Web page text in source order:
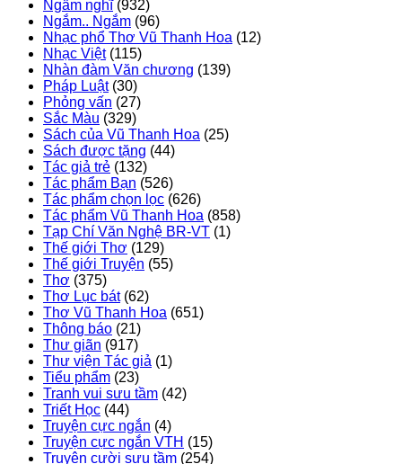
Ngẫm nghĩ(932)
Ngắm.. Ngắm (96)
Nhạc phổ Thơ Vũ Thanh Hoa (12)
Nhạc Việt(115)
Nhàn đàm Văn chương (139)
Pháp Luật(30)
Phỏng vấn (27)
Sắc Màu (329)
Sách của Vũ Thanh Hoa (25)
Sách được tặng (44)
Tác giả trẻ (132)
Tác phẩm Bạn (526)
Tác phẩm chọn lọc (626)
Tác phẩm Vũ Thanh Hoa (858)
Tạp Chí Văn Nghệ BR-VT (1)
Thế giới Thơ (129)
Thế giới Truyện (55)
Thơ (375)
Thơ Lục bát(62)
Thơ Vũ Thanh Hoa (651)
Thông báo (21)
Thư giãn (917)
Thư viện Tác giả (1)
Tiểu phẩm (23)
Tranh vui sưu tầm (42)
Triết Học (44)
Truyện cực ngắn (4)
Truyện cực ngắn VTH (15)
Truyện cười sưu tầm (254)